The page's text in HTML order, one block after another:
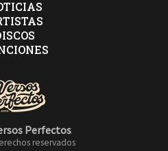
Perfectos
reservados